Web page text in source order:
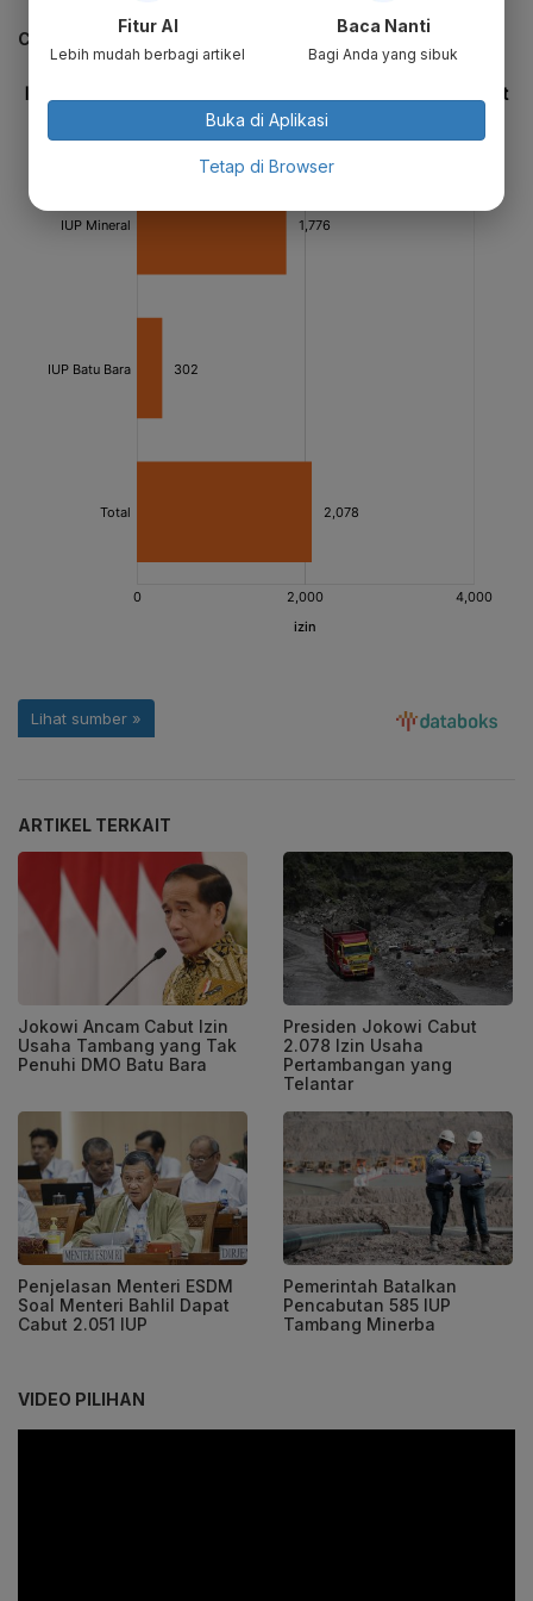
CEK JUGA DATA INI
ARTIKEL TERKAIT
Jokowi Ancam Cabut Izin
Usaha Tambang yang Tak
Penuhi DMO Batu Bara
Presiden Jokowi Cabut
2.078 Izin Usaha
Pertambangan yang
Telantar
Penjelasan Menteri ESDM
Soal Menteri Bahlil Dapat
Cabut 2.051 IUP
Pemerintah Batalkan
Pencabutan 585 IUP
Tambang Minerba
VIDEO PILIHAN
Fitur AI
Lebih mudah berbagi artikel
Baca Nanti
Bagi Anda yang sibuk
Buka di Aplikasi
Tetap di Browser